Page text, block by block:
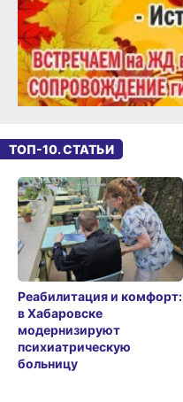
ТОП-10. СТАТЬИ
Реабилитация и комфорт:
в Хабаровске
модернизируют
психиатрическую
больницу